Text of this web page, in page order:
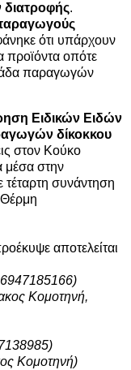
διατροφής.
ότι υπάρχουν
προϊόντα οπότε
παραγωγών
Ειδικών Ειδών
δίκοκκου
στον Κούκο
μέσα στην
συνάντηση
αποτελείται
Κομοτηνή,
Κομοτηνή)